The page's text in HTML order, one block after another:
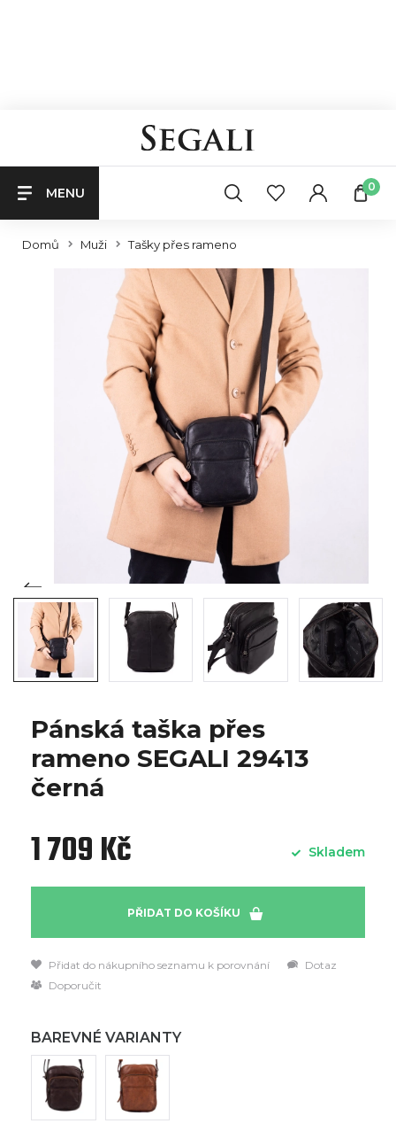
MENU 0
Domů Muži Tašky přes rameno
Pánská taška přes
rameno SEGALI 29413
černá
1 709 Kč Skladem
PŘIDAT DO KOŠÍKU
Přidat do nákupního seznamu k porovnání
Dotaz
Doporučit
BAREVNÉ VARIANTY